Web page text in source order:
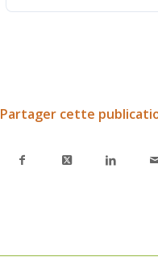
Partager cette